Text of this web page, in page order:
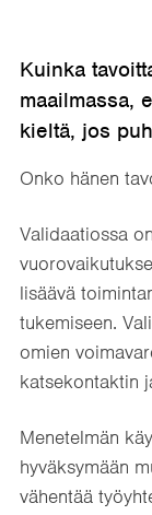
Kuinka
maailmassa,
kieltä, jos
Onko hänen
Validaatiossa
lisäävä
tukemiseen.
omien
katsekontaktin
Menetelmän
hyväksymään
vähentää